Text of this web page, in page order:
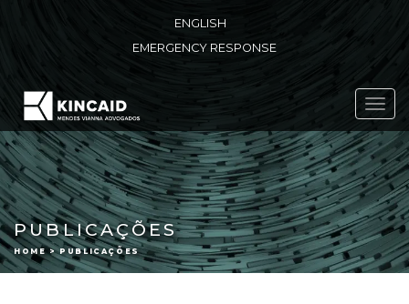
ENGLISH
EMERGENCY RESPONSE
PUBLICAÇÕES
HOME > PUBLICAÇÕES